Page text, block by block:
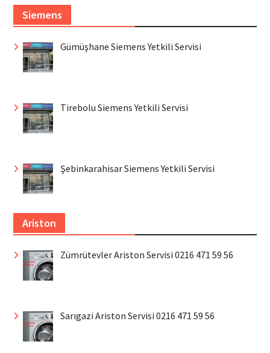
Siemens
Gümüşhane Siemens Yetkili Servisi
Tirebolu Siemens Yetkili Servisi
Şebinkarahisar Siemens Yetkili Servisi
Ariston
Zümrütevler Ariston Servisi 0216 471 59 56
Sarıgazi Ariston Servisi 0216 471 59 56